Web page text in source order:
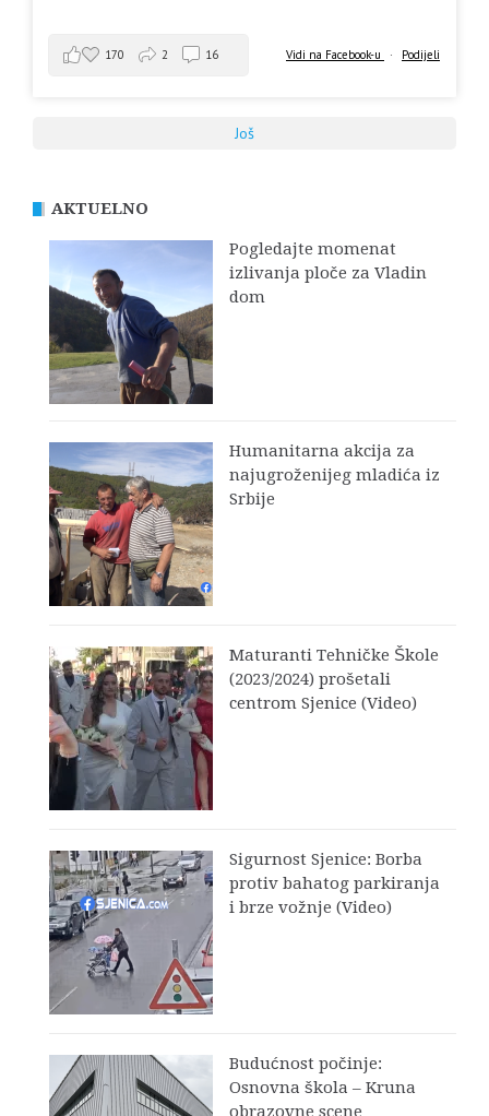
Vidi na Facebook-u · Podijeli
170 2 16
Još
AKTUELNO
Pogledajte momenat
izlivanja ploče za Vladin
dom
Humanitarna akcija za
najugroženijeg mladića iz
Srbije
Maturanti Tehničke Škole
(2023/2024) prošetali
centrom Sjenice (Video)
Sigurnost Sjenice: Borba
protiv bahatog parkiranja
i brze vožnje (Video)
Budućnost počinje:
Osnovna škola – Kruna
obrazovne scene